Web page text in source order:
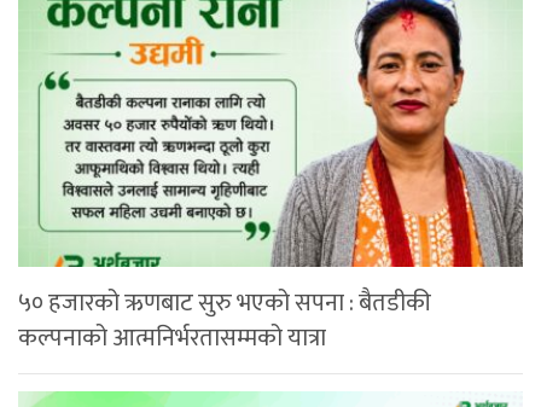
५० हजारको ऋणबाट सुरु भएको सपना : बैतडीकी
कल्पनाको आत्मनिर्भरतासम्मको यात्रा